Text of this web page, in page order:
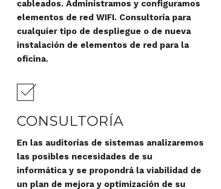
cableados. Administramos y configuramos
elementos de red WIFI. Consultoría para
cualquier tipo de despliegue o de nueva
instalación de elementos de red para la
oficina.
CONSULTORÍA
En las auditorías de sistemas analizaremos
las posibles necesidades de su
informática y se propondrá la viabilidad de
un plan de mejora y optimización de su